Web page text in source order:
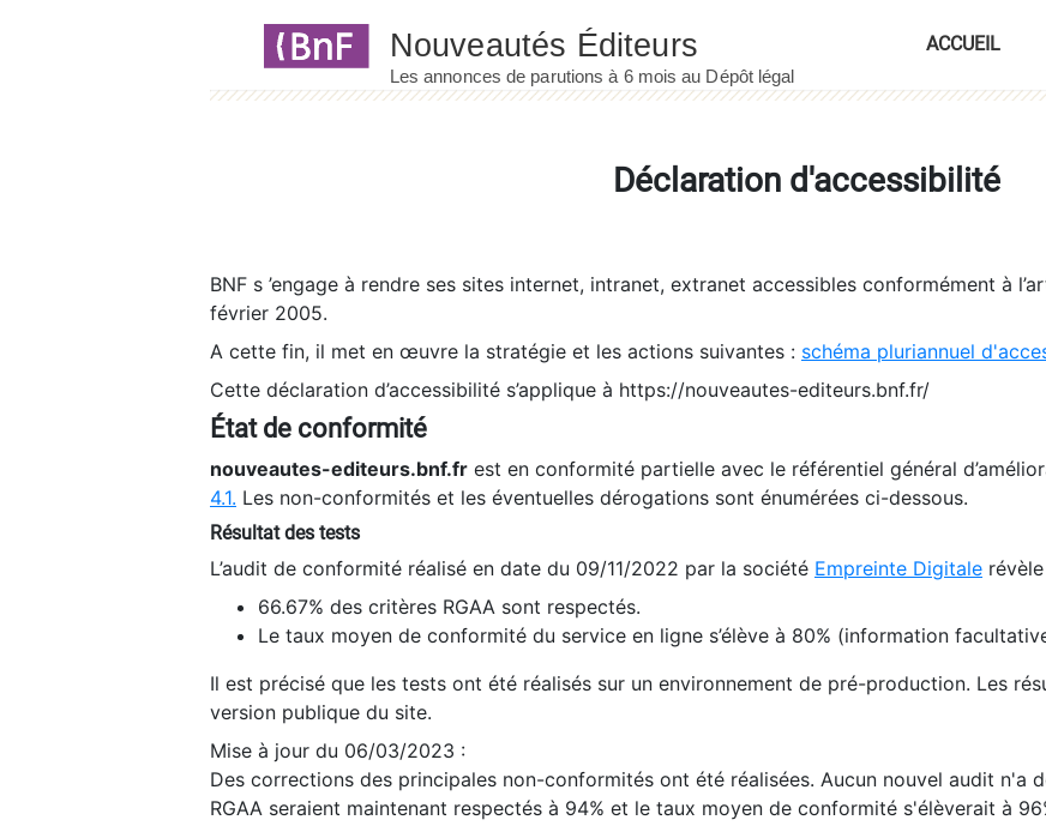
ACCUEIL
Déclaration d'accessibilité
BNF s ’engage à rendre ses sites internet, intranet, extranet accessibles conformément à
février 2005.
A cette fin, il met en œuvre la stratégie et les actions suivantes : schéma pluriannuel
Cette déclaration d’accessibilité s’applique à https://nouveautes-editeurs.bnf.fr/
État de conformité
nouveautes-editeurs.bnf.fr est en conformité partielle avec le référentiel général
4.1. Les non-conformités et les éventuelles dérogations sont énumérées ci-dessous.
Résultat des tests
L’audit de conformité réalisé en date du 09/11/2022 par la société Empreinte Digitale
66.67% des critères RGAA sont respectés.
Le taux moyen de conformité du service en ligne s’élève à 80% (information
Il est précisé que les tests ont été réalisés sur un environnement de pré-production. Les
version publique du site.
Mise à jour du 06/03/2023 :
Des corrections des principales non-conformités ont été réalisées. Aucun nouvel audit n'a
RGAA seraient maintenant respectés à 94% et le taux moyen de conformité s'élèverait à